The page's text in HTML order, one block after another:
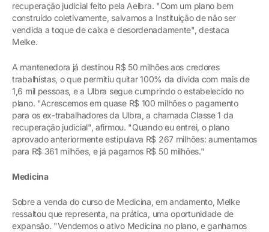
recuperação judicial feito pela Aelbra. "Com um plano bem
construído coletivamente, salvamos a Instituição de não ser
vendida a toque de caixa e desordenadamente", destaca
Melke.
A mantenedora já destinou R$ 50 milhões aos credores
trabalhistas, o que permitiu quitar 100% da dívida com mais de
1,6 mil pessoas, e a Ulbra segue cumprindo o estabelecido no
plano. "Acrescemos em quase R$ 100 milhões o pagamento
para os ex-trabalhadores da Ulbra, a chamada Classe 1 da
recuperação judicial", afirmou. "Quando eu entrei, o plano
aprovado anteriormente estipulava R$ 267 milhões: aumentamos
para R$ 361 milhões, e já pagamos R$ 50 milhões."
Medicina
Sobre a venda do curso de Medicina, em andamento, Melke
ressaltou que representa, na prática, uma oportunidade de
expansão. "Vendemos o ativo Medicina no plano, e ganhamos